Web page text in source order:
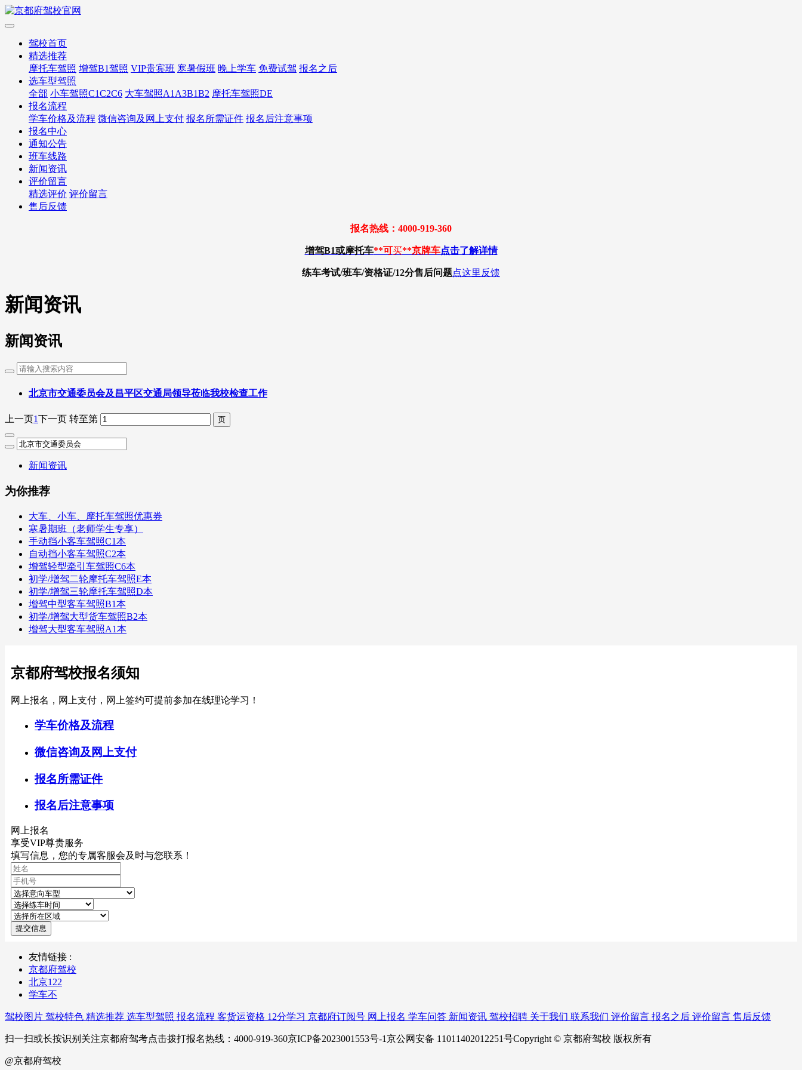
驾校首页
精选推荐
摩托车驾照 增驾B1驾照 VIP贵宾班 寒暑假班 晚上学车 免费试驾 报名之后
选车型驾照
全部 小车驾照C1C2C6 大车驾照A1A3B1B2 摩托车驾照DE
报名流程
学车价格及流程 微信咨询及网上支付 报名所需证件 报名后注意事项
报名中心
通知公告
班车线路
新闻资讯
评价留言
精选评价 评价留言
售后反馈
报名热线：4000-919-360
增驾B1或摩托车**可买**京牌车点击了解详情
练车考试/班车/资格证/12分售后问题点这里反馈
新闻资讯
新闻资讯
北京市交通委员会及昌平区交通局领导莅临我校检查工作
上一页1下一页 转至第
新闻资讯
为你推荐
大车、小车、摩托车驾照优惠券
寒暑期班（老师学生专享）
手动挡小客车驾照C1本
自动挡小客车驾照C2本
增驾轻型牵引车驾照C6本
初学/增驾二轮摩托车驾照E本
初学/增驾三轮摩托车驾照D本
增驾中型客车驾照B1本
初学/增驾大型货车驾照B2本
增驾大型客车驾照A1本
京都府驾校报名须知
网上报名，网上支付，网上签约可提前参加在线理论学习！
学车价格及流程
微信咨询及网上支付
报名所需证件
报名后注意事项
网上报名
享受VIP尊贵服务
填写信息，您的专属客服会及时与您联系！
提交信息
友情链接 :
京都府驾校
北京122
学车不
驾校图片 驾校特色 精选推荐 选车型驾照 报名流程 客货运资格 12分学习 京都府订阅号 网上报名 学车问答 新闻资讯 驾校招聘 关于我们 联系我们 评价留言 报名之后 评价留言 售后反馈
扫一扫或长按识别关注京都府驾考点击拨打报名热线：4000-919-360京ICP备2023001553号-1京公网安备 11011402012251号Copyright © 京都府驾校 版权所有
@京都府驾校